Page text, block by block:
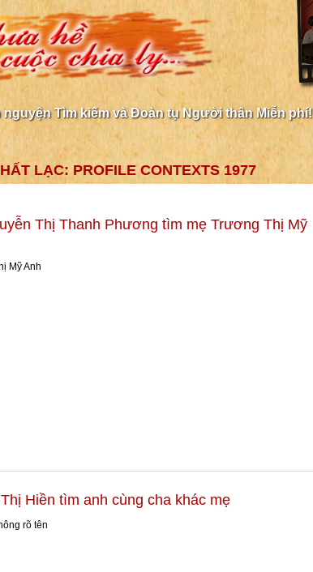
nguyện Tìm kiếm và Đoàn tụ Người thân Miễn phí!
LẠC: PROFILE CONTEXTS 1977
Thị Thanh Phương tìm mẹ Trương Thị Mỹ
Mỹ Anh
Hiền tìm anh cùng cha khác mẹ
rõ tên